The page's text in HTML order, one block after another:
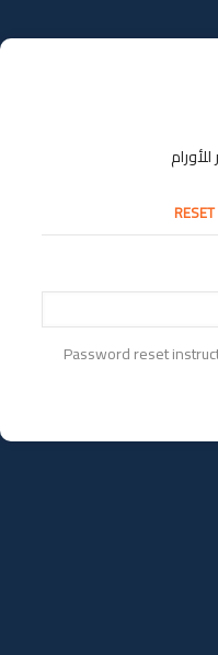
Password reset